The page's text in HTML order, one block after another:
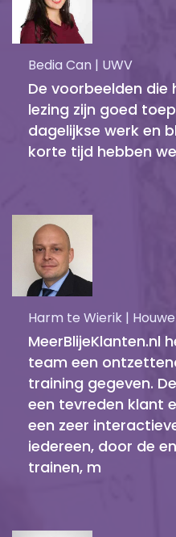
Bedia Can | UWV
De voorbeelden die
lezing zijn goed
dagelijkse werk en
korte tijd hebben
Harm te Wierik |
MeerBlijeKlanten.nl
team een
training gegeven.
een tevreden klant
een zeer
iedereen, door de
trainen, m